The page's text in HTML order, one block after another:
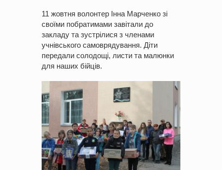
11 жовтня волонтер Інна Марченко зі
своїми побратимами завітали до
закладу та зустрілися з членами
учнівського самоврядування. Діти
передали солодощі, листи та малюнки
для наших бійців.